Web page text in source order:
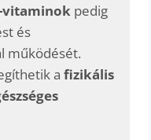
vitaminok pedig
és
működését.
afizikális